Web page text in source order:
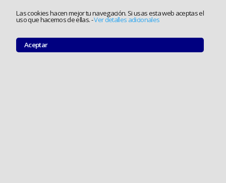
Las cookies hacen mejor tu navegación. Si usas esta web aceptas el
uso que hacemos de ellas.-Ver detalles adicionales
Aceptar